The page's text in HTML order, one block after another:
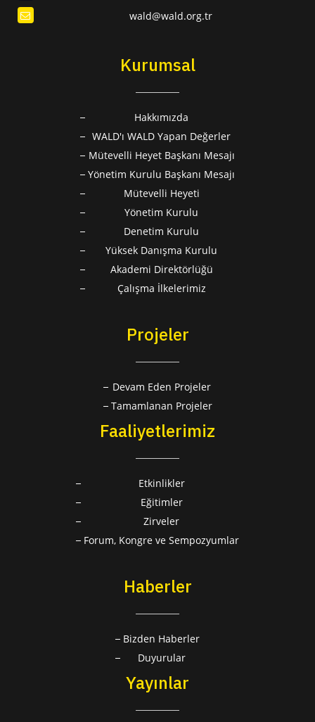
wald@wald.org.tr
Kurumsal
Hakkımızda
WALD'ı WALD Yapan Değerler
Mütevelli Heyet Başkanı Mesajı
Yönetim Kurulu Başkanı Mesajı
Mütevelli Heyeti
Yönetim Kurulu
Denetim Kurulu
Yüksek Danışma Kurulu
Akademi Direktörlüğü
Çalışma İlkelerimiz
Projeler
Devam Eden Projeler
Tamamlanan Projeler
Faaliyetlerimiz
Etkinlikler
Eğitimler
Zirveler
Forum, Kongre ve Sempozyumlar
Haberler
Bizden Haberler
Duyurular
Yayınlar